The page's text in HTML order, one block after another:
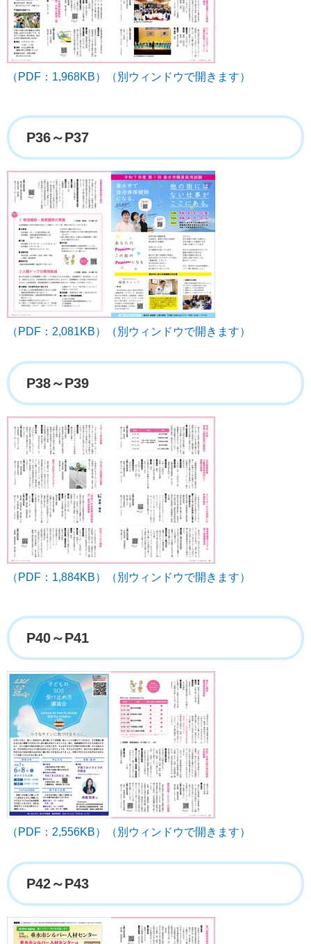
（PDF：1,968KB）（別ウィンドウで開きます）
P36～P37
（PDF：2,081KB）（別ウィンドウで開きます）
P38～P39
（PDF：1,884KB）（別ウィンドウで開きます）
P40～P41
（PDF：2,556KB）（別ウィンドウで開きます）
P42～P43